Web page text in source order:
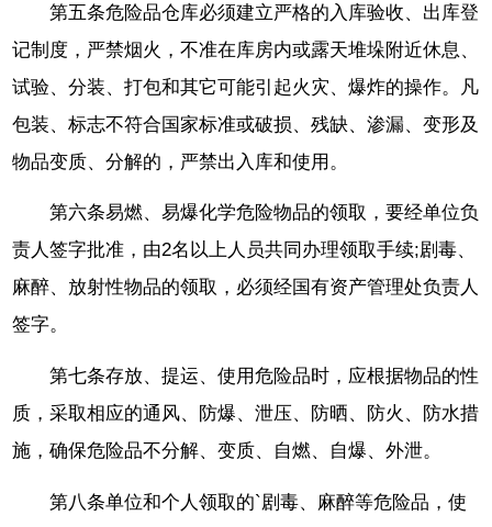
第五条危险品仓库必须建立严格的入库验收、出库登
记制度，严禁烟火，不准在库房内或露天堆垛附近休息、
试验、分装、打包和其它可能引起火灾、爆炸的操作。凡
包装、标志不符合国家标准或破损、残缺、渗漏、变形及
物品变质、分解的，严禁出入库和使用。
第六条易燃、易爆化学危险物品的领取，要经单位负
责人签字批准，由2名以上人员共同办理领取手续;剧毒、
麻醉、放射性物品的领取，必须经国有资产管理处负责人
签字。
第七条存放、提运、使用危险品时，应根据物品的性
质，采取相应的通风、防爆、泄压、防晒、防火、防水措
施，确保危险品不分解、变质、自燃、自爆、外泄。
第八条单位和个人领取的`剧毒、麻醉等危险品，使